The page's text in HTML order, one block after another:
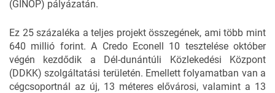
(GINOP) pályázatán.
Ez 25 százaléka a teljes projekt összegének, ami több mint
640 millió forint. A Credo Econell 10 tesztelése október
végén kezdődik a Dél-dunántúli Közlekedési Központ
(DDKK) szolgáltatási területén. Emellett folyamatban van a
cégcsoportnál az új, 13 méteres elővárosi, valamint a 13